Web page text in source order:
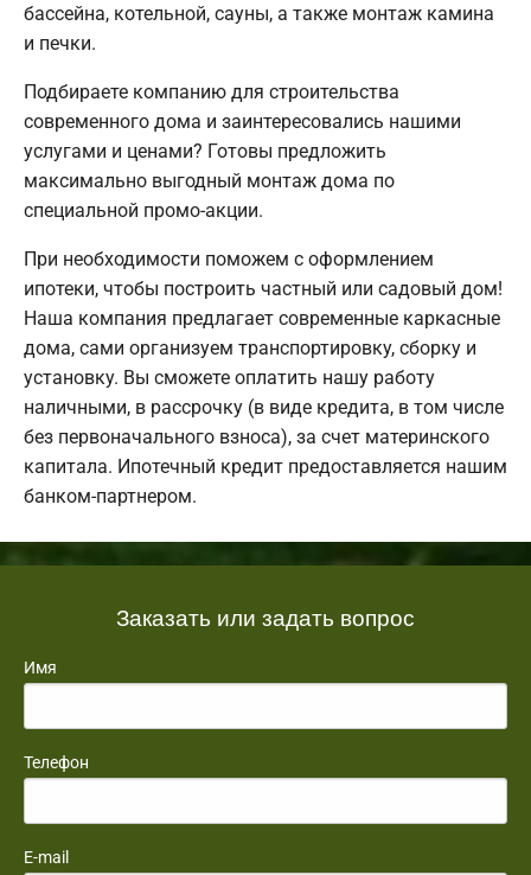
бассейна, котельной, сауны, а также монтаж камина
и печки.
Подбираете компанию для строительства
современного дома и заинтересовались нашими
услугами и ценами? Готовы предложить
максимально выгодный монтаж дома по
специальной промо-акции.
При необходимости поможем с оформлением
ипотеки, чтобы построить частный или садовый дом!
Наша компания предлагает современные каркасные
дома, сами организуем транспортировку, сборку и
установку. Вы сможете оплатить нашу работу
наличными, в рассрочку (в виде кредита, в том числе
без первоначального взноса), за счет материнского
капитала. Ипотечный кредит предоставляется нашим
банком-партнером.
Заказать или задать вопрос
Имя
Телефон
E-mail